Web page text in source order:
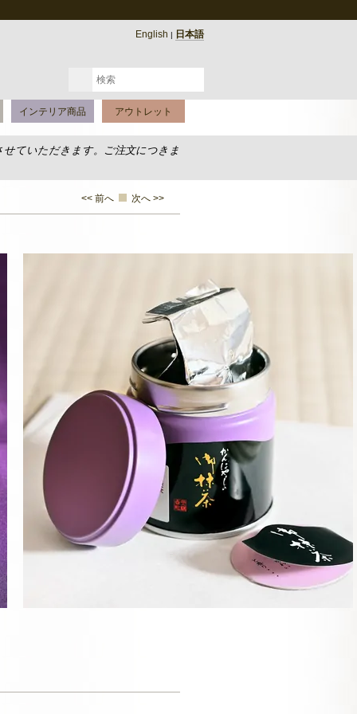
English | 日本語
インテリア商品 アウトレット
せていただきます。ご注文につきま
<< 前へ 次へ >>